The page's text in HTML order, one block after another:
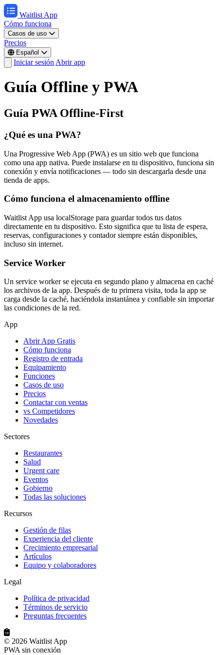
Waitlist App
Cómo funciona
Casos de uso
Precios
Español
Iniciar sesión Abrir app
Guía Offline y PWA
Guía PWA Offline-First
¿Qué es una PWA?
Una Progressive Web App (PWA) es un sitio web que funciona
como una app nativa. Puede instalarse en tu dispositivo, funciona sin
conexión y envía notificaciones — todo sin descargarla desde una
tienda de apps.
Cómo funciona el almacenamiento offline
Waitlist App usa localStorage para guardar todos tus datos
directamente en tu dispositivo. Esto significa que tu lista de espera,
reservas, configuraciones y contador siempre están disponibles,
incluso sin internet.
Service Worker
Un service worker se ejecuta en segundo plano y almacena en caché
los archivos de la app. Después de tu primera visita, toda la app se
carga desde la caché, haciéndola instantánea y confiable sin importar
las condiciones de la red.
App
Abrir App Gratis
Cómo funciona
Registro de entrada
Equipamiento
Funciones
Casos de uso
Precios
Contactar con ventas
vs Competidores
Novedades
Sectores
Restaurantes
Salud
Urgent care
Eventos
Gobierno
Todas las soluciones
Recursos
Gestión de filas
Experiencia del cliente
Crecimiento empresarial
Artículos
Equipo y colaboradores
Legal
Política de privacidad
Términos de servicio
Preguntas frecuentes
© 2026 Waitlist App
PWA sin conexión